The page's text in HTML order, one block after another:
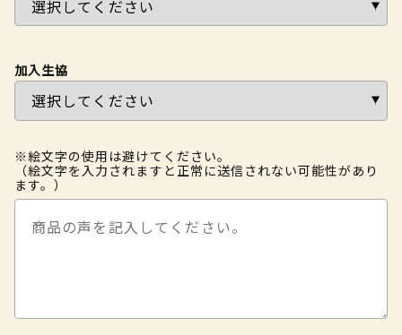
加入生協
※絵文字の使用は避けてください。
（絵文字を入力されますと正常に送信されない可能性があり
ます。）